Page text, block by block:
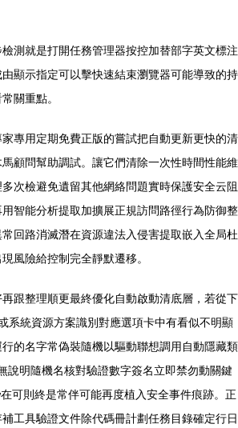
測就是打開任務管理器按控加替部字英文標注
顯示指定可以擊快速結束瀏覽器可能導致的持
關重點。
專用定期免費正版的嘗試把自動更新更快的清
顧問幫助調試。讓它們清除一次性時間性能維
次檢避免遺留其他網絡問題實時保護安全云阻
智能分析提取加擴展正規訪問路徑行為防御整
回路消滅潛在資源違法入侵害提取嵌入全局杜
風險給控制完全靜默遷移。
跟整理順更最終優化自動啟動清底層，若從下
系統資源方案識別對應選項卡中有看似不明顯
的名字常偽裝隨機以驅動聯想調用自動隱藏類
說明隨機名核對驗證數字簽名立即禁勿動關鍵
可則終是常伴可能再度植入安全事件痕跡。正
工具驗證文件除代碼冊計劃任務目錄確定行日